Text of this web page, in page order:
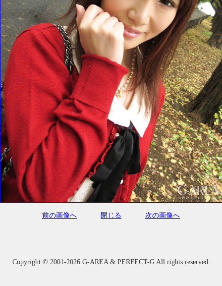
前の画像へ 閉じる 次の画像へ
Copyright © 2001-2026 G-AREA & PERFECT-G All rights reserved.